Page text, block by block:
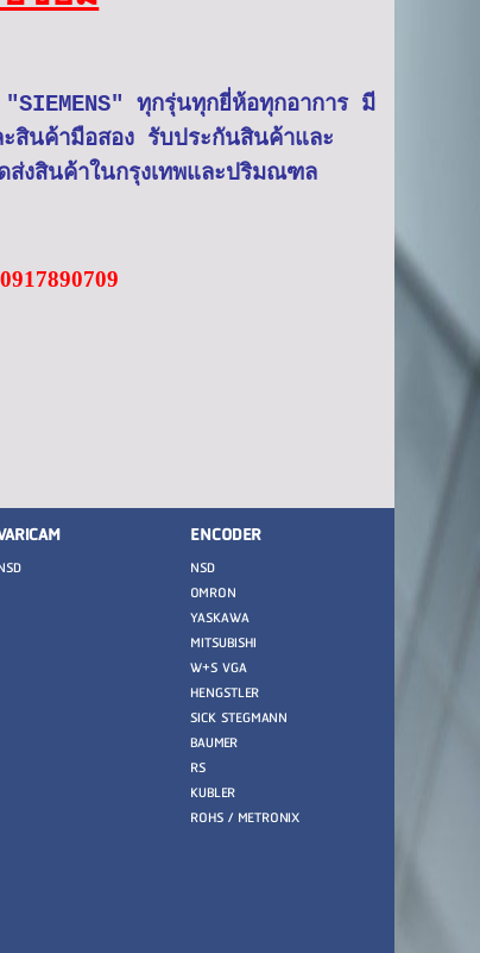
ทุกรุ่นทุกยี่ห้อทุกอาการ มี
สินค้ามือสอง รับประกันสินค้าและ
งสินค้าในกรุงเทพและปริมณฑล
0917890709
ENCODER
NSD
OMRON
YASKAWA
MITSUBISHI
W+S VGA
HENGSTLER
SICK STEGMANN
BAUMER
RS
KUBLER
ROHS / METRONIX